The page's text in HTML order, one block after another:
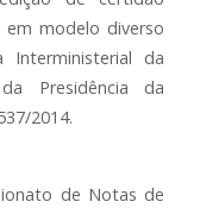
modelo diverso
da
Presidência da
2014.
de Notas de